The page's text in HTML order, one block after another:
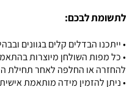
לתשומת לבכם:
• ייתכנו הבדלים קלים בגוונים
• כל מפות השולחן מיוצרות
להחזרה או החלפה לאחר תחילת
• ניתן להזמין מידה מותאמת